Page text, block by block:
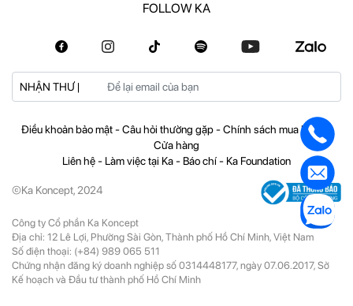
FOLLOW KA
NHẬN THƯ |
Điều khoản bảo mật-Câu hỏi thường gặp-Chính sách mua hàng
Cửa hàng
Liên hệ- Làm việc tại Ka- Báo chí- Ka Foundation
©Ka Koncept, 2024
Công ty Cổ phần Ka Koncept
Địa chỉ: 12 Lê Lợi, Phường Sài Gòn, Thành phố Hồ Chí Minh, Việt Nam
Số điện thoại: (+84) 989 065 511
Chứng nhận đăng ký doanh nghiệp số 0314448177, ngày 07.06.2017, Sở
Kế hoạch và Đầu tư thành phố Hồ Chí Minh